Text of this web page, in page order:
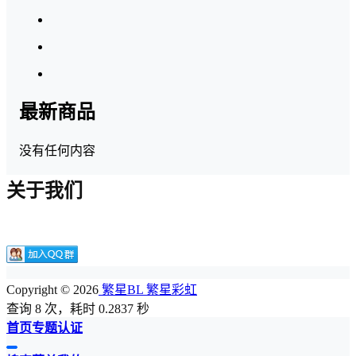
最新商品
没有任何内容
关于我们
Copyright © 2026 繁星BL 繁星彩虹
查询 8 次，耗时 0.2837 秒
首页专题认证